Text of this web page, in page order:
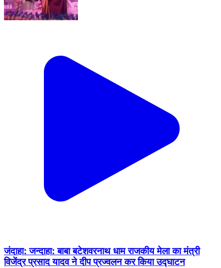
जंदाहा: जन्दाहा: बाबा बटेशवरनाथ धाम राजकीय मेला का मंत्री
विजेंद्र प्रसाद यादव ने दीप प्रज्वलन कर किया उद्घाटन